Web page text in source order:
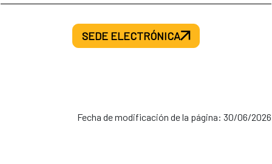
SEDE ELECTRÓNICA
Fecha de modificación de la página: 30/06/2026